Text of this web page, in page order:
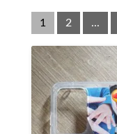
1 2 ...